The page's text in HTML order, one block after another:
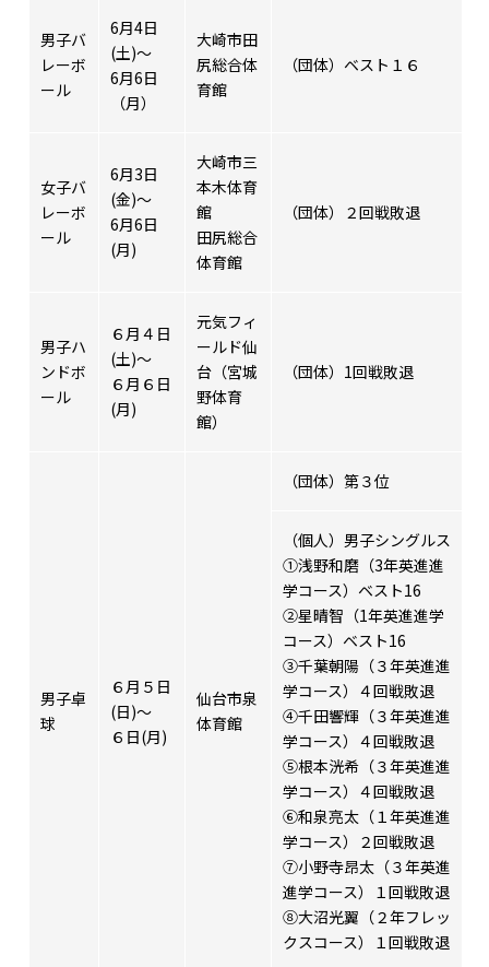
男子バ
レーボ
ール
6月4日
(土)～
6月6日
（月）
大崎市田
尻総合体
育館
（団体）ベスト１６
女子バ
レーボ
ール
6月3日
(金)～
6月6日
(月)
大崎市三
本木体育
館
田尻総合
体育館
（団体）２回戦敗退
男子ハ
ンドボ
ール
６月４日
(土)～
６月６日
(月)
元気フィ
ールド仙
台（宮城
野体育
館）
（団体）1回戦敗退
男子卓
球
６月５日
(日)～
６日(月)
仙台市泉
体育館
（団体）第３位
（個人）男子シングルス
➀浅野和磨（3年英進進
学コース）ベスト16
②星晴智（1年英進進学
コース）ベスト16
③千葉朝陽（３年英進進
学コース）４回戦敗退
④千田響輝（３年英進進
学コース）４回戦敗退
⑤根本洸希（３年英進進
学コース）４回戦敗退
⑥和泉亮太（１年英進進
学コース）２回戦敗退
⑦小野寺昂太（３年英進
進学コース）１回戦敗退
⑧大沼光翼（２年フレッ
クスコース）１回戦敗退